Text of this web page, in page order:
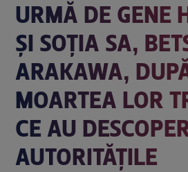
URMĂ DE GENE
ȘI SOȚIA SA,
ARAKAWA,
MOARTEA LOR
CE AU
AUTORITĂȚILE